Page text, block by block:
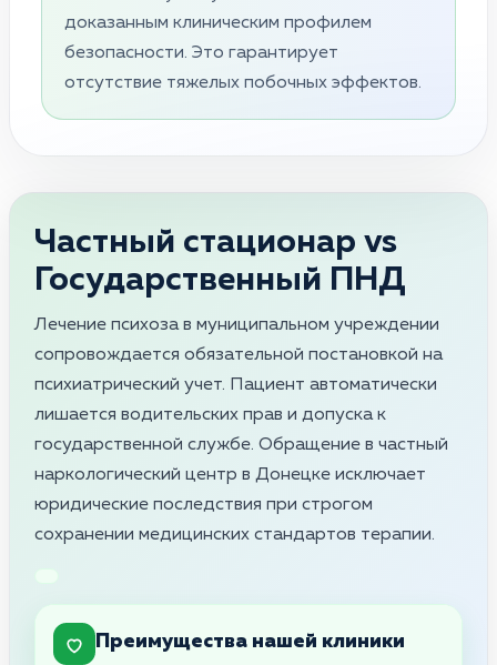
доказанным клиническим профилем
безопасности. Это гарантирует
отсутствие тяжелых побочных эффектов.
Частный стационар vs
Государственный ПНД
Лечение психоза в муниципальном учреждении
сопровождается обязательной постановкой на
психиатрический учет. Пациент автоматически
лишается водительских прав и допуска к
государственной службе. Обращение в частный
наркологический центр в Донецке исключает
юридические последствия при строгом
сохранении медицинских стандартов терапии.
Преимущества нашей клиники